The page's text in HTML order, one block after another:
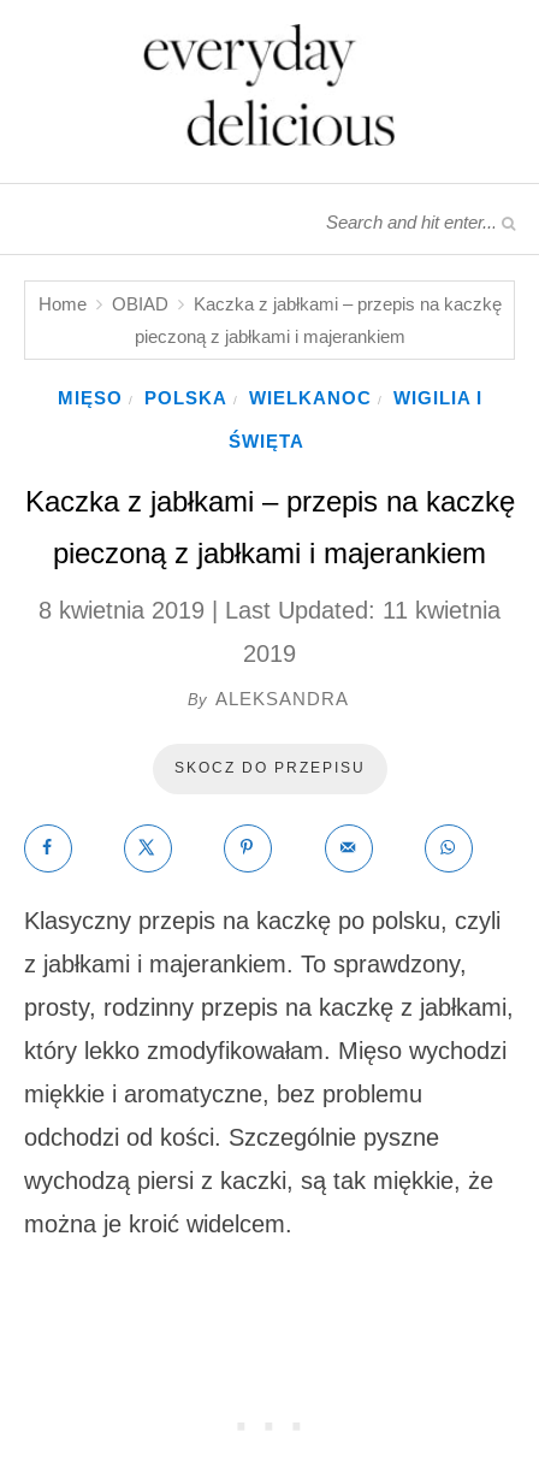
Home OBIAD
Kaczka z jabłkami – przepis na kaczkę
pieczoną z jabłkami i majerankiem
MIĘSO / POLSKA / WIELKANOC / WIGILIA I
ŚWIĘTA
Kaczka z jabłkami – przepis na kaczkę
pieczoną z jabłkami i majerankiem
8 kwietnia 2019 | Last Updated: 11 kwietnia
2019
By ALEKSANDRA
SKOCZ DO PRZEPISU
Klasyczny przepis na kaczkę po polsku, czyli
z jabłkami i majerankiem. To sprawdzony,
prosty, rodzinny przepis na kaczkę z jabłkami,
który lekko zmodyfikowałam. Mięso wychodzi
miękkie i aromatyczne, bez problemu
odchodzi od kości. Szczególnie pyszne
wychodzą piersi z kaczki, są tak miękkie, że
można je kroić widelcem.